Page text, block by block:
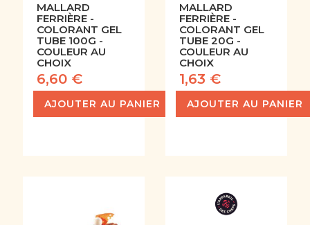
MALLARD
FERRIÈRE -
COLORANT GEL
TUBE 100G -
COULEUR AU
CHOIX
6,60 €
AJOUTER AU PANIER
MALLARD
FERRIÈRE -
COLORANT GEL
TUBE 20G -
COULEUR AU
CHOIX
1,63 €
AJOUTER AU PANIER